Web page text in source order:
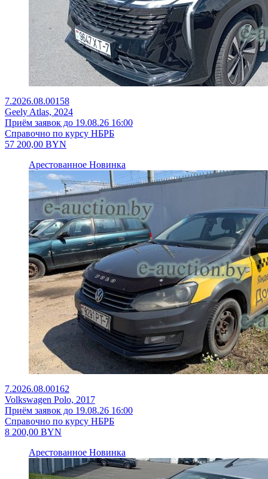
7.2026.08.00158
Geely Atlas, 2024
Приём заявок до 19.08.26 16:00
Справочно по курсу НБРБ
57 200,00 BYN
Арестованное Новинка
7.2026.08.00162
Volkswagen Polo, 2017
Приём заявок до 19.08.26 16:00
Справочно по курсу НБРБ
8 200,00 BYN
Арестованное Новинка